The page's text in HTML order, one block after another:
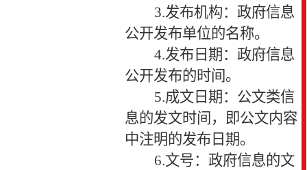
3.发布机构：政府信息
公开发布单位的名称。
4.发布日期：政府信息
公开发布的时间。
5.成文日期：公文类信
息的发文时间，即公文内容
中注明的发布日期。
6.文号：政府信息的文